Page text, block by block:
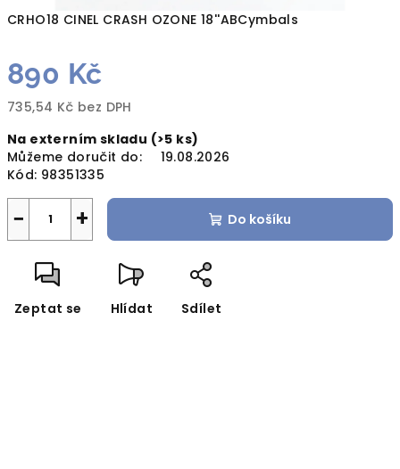
CRHO18 CINEL CRASH OZONE 18''ABCymbals
890 Kč
735,54 Kč bez DPH
cena:
Na externím skladu (>5 ks)
Můžeme doručit do:
19.08.2026
Kód: 98351335
+
− Do košíku
Zeptat se Hlídat Sdílet